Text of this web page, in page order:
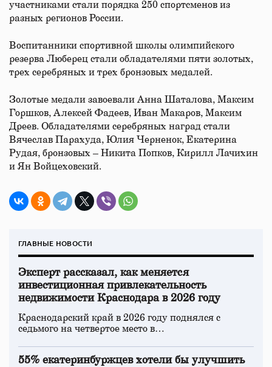
участниками стали порядка 250 спортсменов из
разных регионов России.
Воспитанники спортивной школы олимпийского
резерва Люберец стали обладателями пяти золотых,
трех серебряных и трех бронзовых медалей.
Золотые медали завоевали Анна Шаталова, Максим
Горшков, Алексей Фадеев, Иван Макаров, Максим
Дреев. Обладателями серебряных наград стали
Вячеслав Парахуда, Юлия Черненок, Екатерина
Рудая, бронзовых – Никита Попков, Кирилл Лачихин
и Ян Войцеховский.
ГЛАВНЫЕ НОВОСТИ
Эксперт рассказал, как меняется
инвестиционная привлекательность
недвижимости Краснодара в 2026 году
Краснодарский край в 2026 году поднялся с
седьмого на четвертое место в…
55% екатеринбуржцев хотели бы улучшить